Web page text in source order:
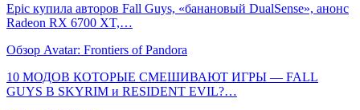
Epic купила авторов Fall Guys, «банановый DualSense», анонс
Radeon RX 6700 XT,…
Обзор Avatar: Frontiers of Pandora
10 МОДОВ КОТОРЫЕ СМЕШИВАЮТ ИГРЫ — FALL
GUYS В SKYRIM и RESIDENT EVIL?…